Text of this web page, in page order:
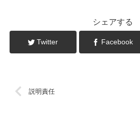
シェアする
Twitter Facebook
説明責任